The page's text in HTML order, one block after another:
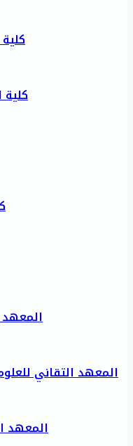
المعهد التقاني
المعهد